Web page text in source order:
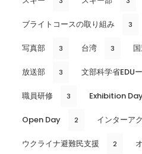
ブライトコースの取り組み 3
写真部 3 台湾 3
放送部 3 文部科学省EDU
職員研修 3 Exhibition
Open Day 2 インターア
ウクライナ避難民支援 2